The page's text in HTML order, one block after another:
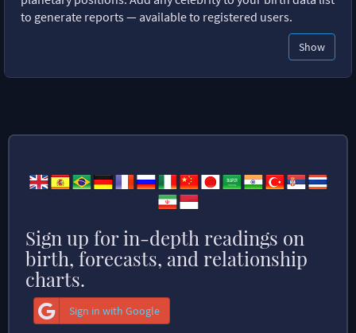
to generate reports — available to registered users.
Show
Sign up for in-depth readings on
birth, forecasts, and relationship
charts.
Sign in with Google